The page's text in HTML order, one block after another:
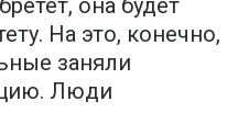
она будет
На это, конечно,
заняли
Люди